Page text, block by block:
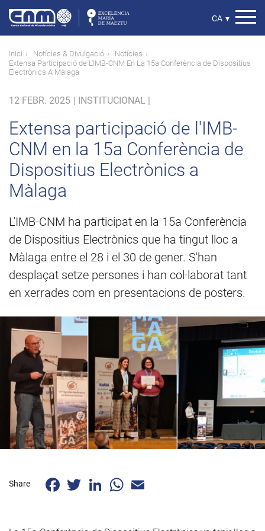
contingut
Select
CA ▾
Fil
d'ariadna
Inici Notícies & Divulgació
Notícies
Extensa Participació de L'IMB-CNM En La 15a Conferència de Dispositius
Electrònics A Màlaga
12 FEBR. 2025 | INSTITUCIONAL |
Extensa participació de l'IMB-
CNM en la 15a Conferència de
Dispositius Electrònics a
Màlaga
L'IMB-CNM ha participat en la 15a Conferència
de Dispositius Electrònics que ha tingut lloc a
Màlaga entre el 28 i el 30 de gener. S'han
desplaçat setze persones i han col·laborat tant
en xerrades com en presentacions de posters.
Share FacebookTwitterLinkedInWhatsApp